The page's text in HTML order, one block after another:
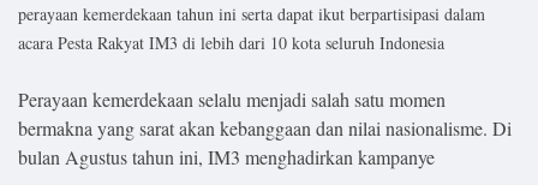
Bola
perayaan kemerdekaan tahun ini serta dapat ikut berpartisipasi dalam
acara Pesta Rakyat IM3 di lebih dari 10 kota seluruh Indonesia
Perayaan kemerdekaan selalu menjadi salah satu momen
bermakna yang sarat akan kebanggaan dan nilai nasionalisme. Di
bulan Agustus tahun ini, IM3 menghadirkan kampanye